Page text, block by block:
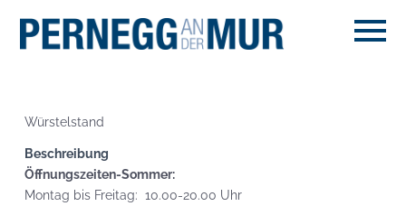
Würstelstand
Beschreibung
Öffnungszeiten-Sommer:
Montag bis Freitag: 10.00-20.00 Uhr